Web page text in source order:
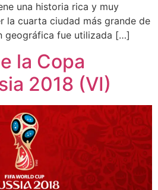
una historia rica y muy
la cuarta ciudad más grande de
geográfica fue utilizada […]
la Copa
2018 (VI)